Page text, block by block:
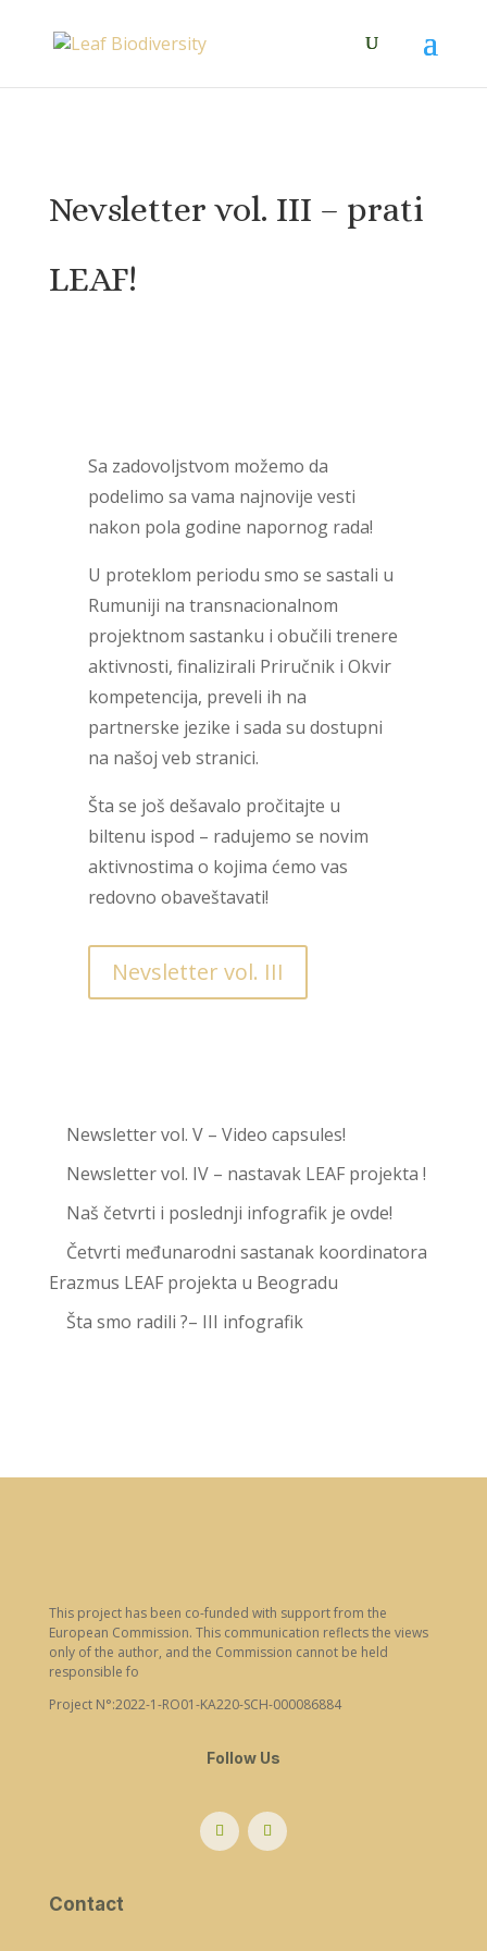
Nevsletter vol. III – prati
LEAF!
Sa zadovoljstvom možemo da
podelimo sa vama najnovije vesti
nakon pola godine napornog rada!
U proteklom periodu smo se sastali u
Rumuniji na transnacionalnom
projektnom sastanku i obučili trenere
aktivnosti, finalizirali Priručnik i Okvir
kompetencija, preveli ih na
partnerske jezike i sada su dostupni
na našoj veb stranici.
Šta se još dešavalo pročitajte u
biltenu ispod – radujemo se novim
aktivnostima o kojima ćemo vas
redovno obaveštavati!
Nevsletter vol. III
Newsletter vol. V – Video capsules!
Newsletter vol. IV – nastavak LEAF projekta !
Naš četvrti i poslednji infografik je ovde!
Četvrti međunarodni sastanak koordinatora
Erazmus LEAF projekta u Beogradu
Šta smo radili ?– III infografik
This project has been co-funded with support from the
European Commission. This communication reflects the views
only of the author, and the Commission cannot be held
responsible fo
Project N°:2022-1-RO01-KA220-SCH-000086884
Follow Us
Contact